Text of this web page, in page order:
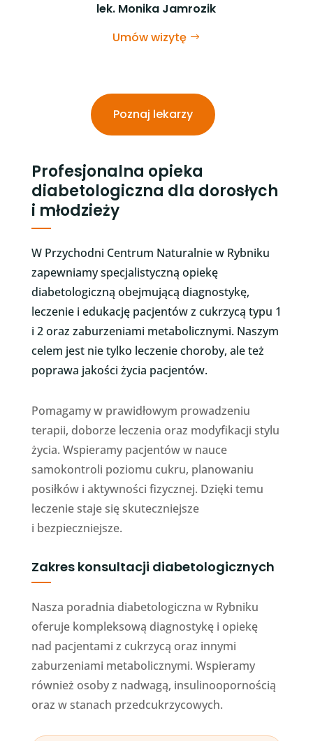
lek. Monika Jamrozik
Umów wizytę
Poznaj lekarzy
Profesjonalna opieka
diabetologiczna dla dorosłych
i młodzieży
W Przychodni Centrum Naturalnie w Rybniku
zapewniamy specjalistyczną opiekę
diabetologiczną obejmującą diagnostykę,
leczenie i edukację pacjentów z cukrzycą typu 1
i 2 oraz zaburzeniami metabolicznymi. Naszym
celem jest nie tylko leczenie choroby, ale też
poprawa jakości życia pacjentów.
Pomagamy w prawidłowym prowadzeniu
terapii, doborze leczenia oraz modyfikacji stylu
życia. Wspieramy pacjentów w nauce
samokontroli poziomu cukru, planowaniu
posiłków i aktywności fizycznej. Dzięki temu
leczenie staje się skuteczniejsze
i bezpieczniejsze.
Zakres konsultacji diabetologicznych
Nasza poradnia diabetologiczna w Rybniku
oferuje kompleksową diagnostykę i opiekę
nad pacjentami z cukrzycą oraz innymi
zaburzeniami metabolicznymi. Wspieramy
również osoby z nadwagą, insulinoopornością
oraz w stanach przedcukrzycowych.